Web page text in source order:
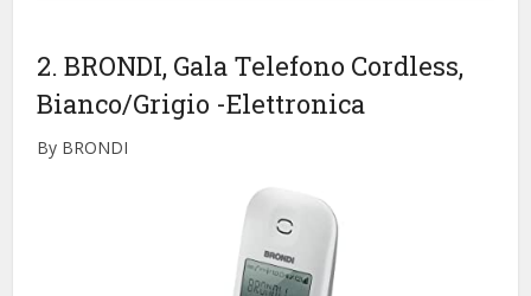
2. BRONDI, Gala Telefono Cordless,
Bianco/Grigio -Elettronica
By BRONDI